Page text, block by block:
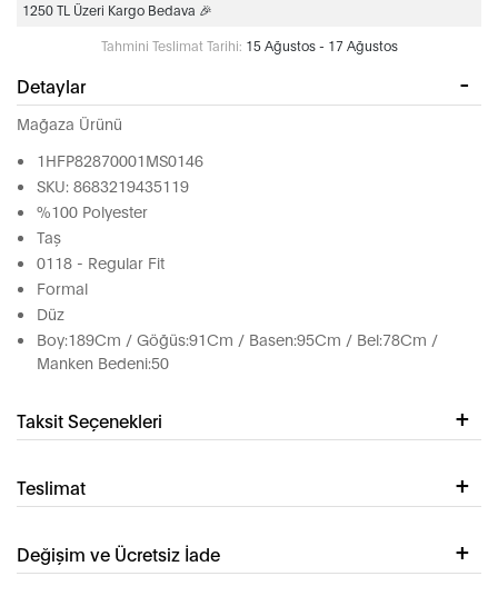
1250 TL Üzeri Kargo Bedava 🎉
Tahmini Teslimat Tarihi: 15 Ağustos - 17 Ağustos
Detaylar
Mağaza Ürünü
1HFP82870001MS0146
SKU: 8683219435119
%100 Polyester
Taş
0118 - Regular Fit
Formal
Düz
Boy:189Cm / Göğüs:91Cm / Basen:95Cm / Bel:78Cm /
Manken Bedeni:50
Taksit Seçenekleri
Teslimat
Değişim ve Ücretsiz İade